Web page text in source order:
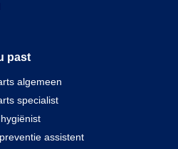
past
algemeen
specialist
assistent